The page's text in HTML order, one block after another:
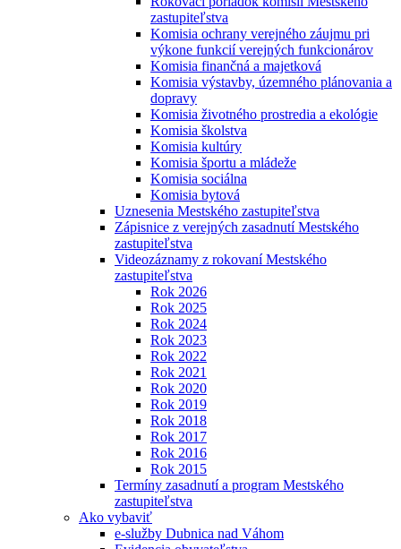
zastupiteľstva
Komisia ochrany verejného záujmu pri
výkone funkcií verejných funkcionárov
Komisia finančná a majetková
Komisia výstavby, územného plánovania a
dopravy
Komisia životného prostredia a ekológie
Komisia školstva
Komisia kultúry
Komisia športu a mládeže
Komisia sociálna
Komisia bytová
Uznesenia Mestského zastupiteľstva
Zápisnice z verejných zasadnutí Mestského
zastupiteľstva
Videozáznamy z rokovaní Mestského
zastupiteľstva
Rok 2026
Rok 2025
Rok 2024
Rok 2023
Rok 2022
Rok 2021
Rok 2020
Rok 2019
Rok 2018
Rok 2017
Rok 2016
Rok 2015
Termíny zasadnutí a program Mestského
zastupiteľstva
Ako vybaviť
e-služby Dubnica nad Váhom